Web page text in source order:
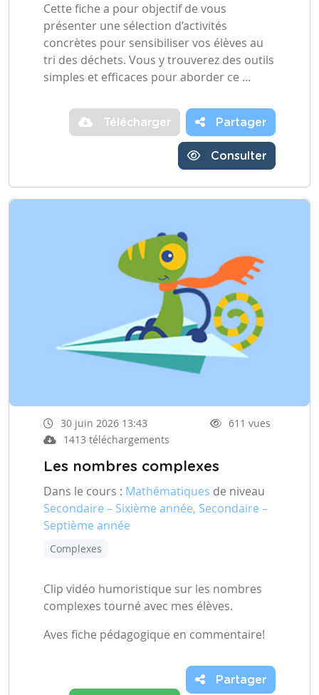
Cette fiche a pour objectif de vous
présenter une sélection d’activités
concrètes pour sensibiliser vos élèves au
tri des déchets. Vous y trouverez des outils
simples et efficaces pour aborder ce …
Télécharger Partager
Consulter
30 juin 2026 13:43
611 vues
1413 téléchargements
Les nombres complexes
Dans le cours : Mathématiques de niveau
Secondaire – Sixième année, Secondaire –
Septième année
Complexes
Clip vidéo humoristique sur les nombres
complexes tourné avec mes élèves.
Aves fiche pédagogique en commentaire!
Partager